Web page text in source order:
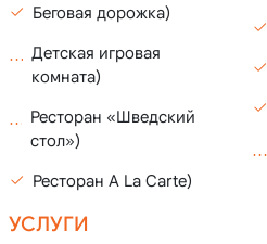
Беговая дорожка)
Детская игровая
комната)
Ресторан «Шведский
стол»)
Ресторан A La Carte)
УСЛУГИ